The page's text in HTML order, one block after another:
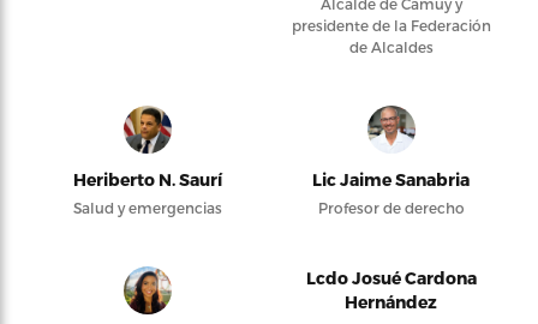
Alcalde de Camuy y
presidente de la Federación
de Alcaldes
Heriberto N. Saurí
Salud y emergencias
Lic Jaime Sanabria
Profesor de derecho
Lcdo Josué Cardona
Hernández